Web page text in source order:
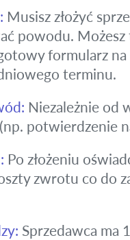
Musisz złożyć
powodu.
formularz
terminu.
Niezależnie od
potwierdzenie
Po złożeniu
zwrotu co do
Sprzedawca ma